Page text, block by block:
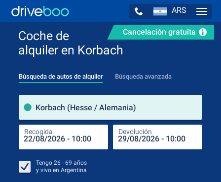
ARS
Cancelación gratuita
Coche de
alquiler en Korbach
Búsqueda de autos de alquiler Búsqueda avanzada
Korbach (Hesse / Alemania)
Recogida Devolución
Tengo 26 - 69 años
y vivo en Argentina